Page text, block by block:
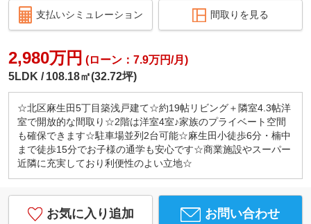
支払いシミュレーション 間取りを見る
2,980万円 (ローン：7.9万円/月)
5LDK
108.18㎡(32.72坪)
☆北区麻生田5丁目築浅戸建て☆約19帖リビング＋隣室4.3帖洋
室で開放的な間取り☆2階は洋室4室♪家族のプライベート空間
も確保できます☆駐車場並列2台可能☆麻生田小徒歩6分・楠中
まで徒歩15分でお子様の通学も安心です☆商業施設やスーパー
近隣に充実しており利便性のよい立地☆
お気に入り追加 お問い合わせ